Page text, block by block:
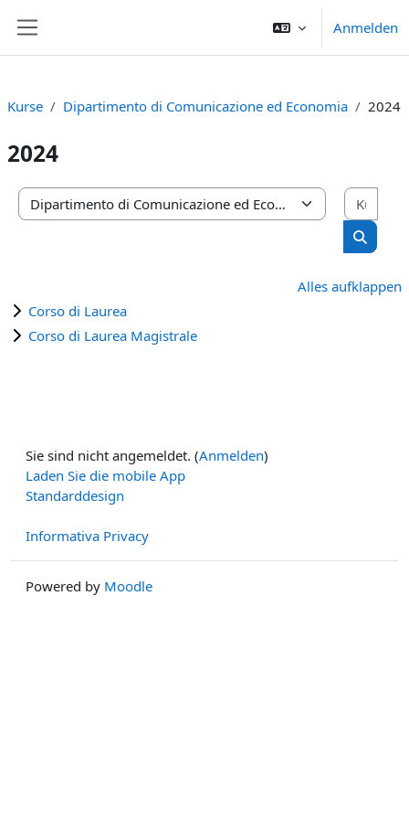
Anmelden
Kurse Dipartimento di Comunicazione ed Economia 2024
2024
Kursbereiche
Kurse
Alles aufklappen
Corso di Laurea
Corso di Laurea Magistrale
Sie sind nicht angemeldet. (Anmelden)
Laden Sie die mobile App
Standarddesign
Informativa Privacy
Powered by Moodle